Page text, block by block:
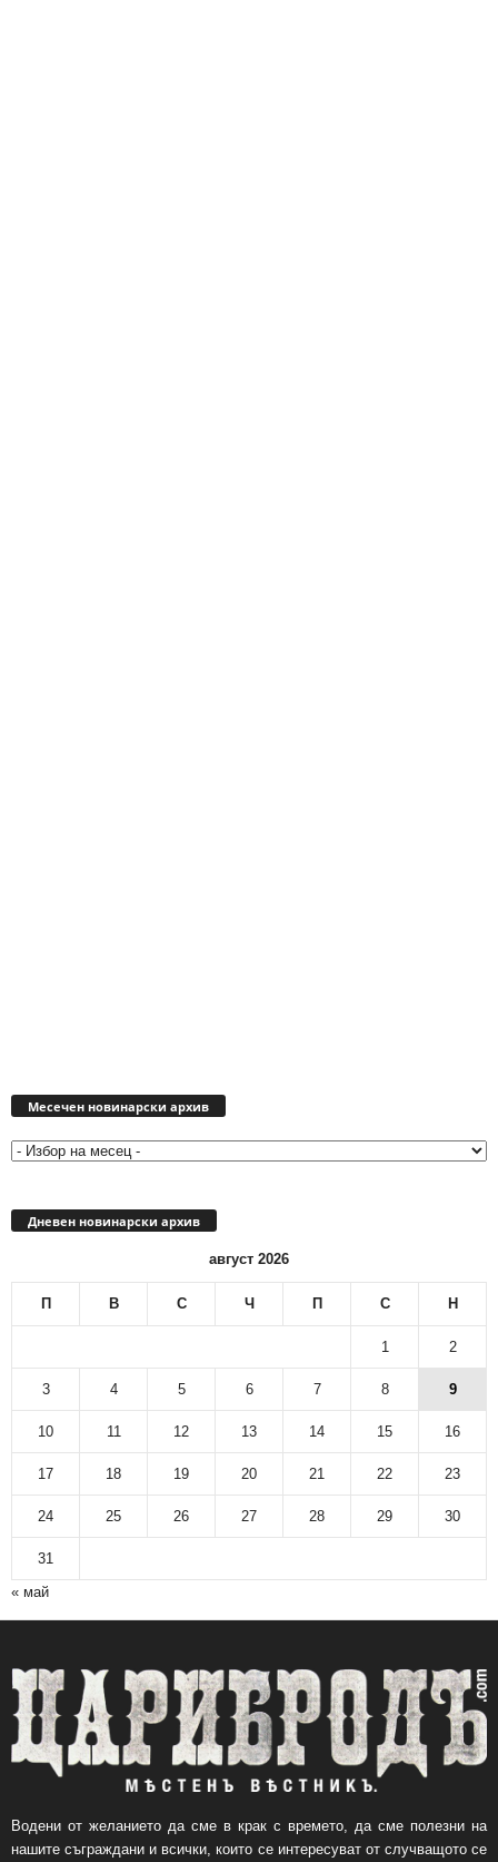
Месечен новинарски архив
Дневен новинарски архив
август 2026
П В С Ч П С Н
1 2
3 4 5 6 7 8 9
10 11 12 13 14 15 16
17 18 19 20 21 22 23
24 25 26 27 28 29 30
31
« май
Водени от желанието да сме в крак с времето, да сме полезни на
нашите съграждани и всички, които се интересуват от случващото се